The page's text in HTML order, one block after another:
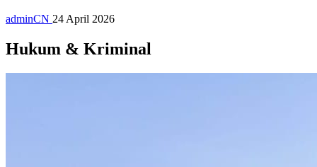
adminCN 24 April 2026
Hukum & Kriminal